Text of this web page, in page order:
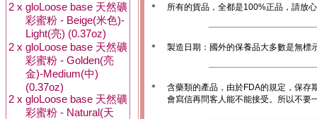
2 x gloLoose base 天然礦
彩蜜粉 - Beige(米色)-
Light(亮) (0.37oz)
2 x gloLoose base 天然礦
彩蜜粉 - Golden(亮
金)-Medium(中)
(0.37oz)
2 x gloLoose base 天然礦
彩蜜粉 - Natural(天
＊ 所有的貨品，全都是100%正品，請放
＊ 製造日期：國外的保養品大多數是無標
＊
含藥類的產品，由於FDA的規定，保存
會寫信再問客人能不能接受。所以不要